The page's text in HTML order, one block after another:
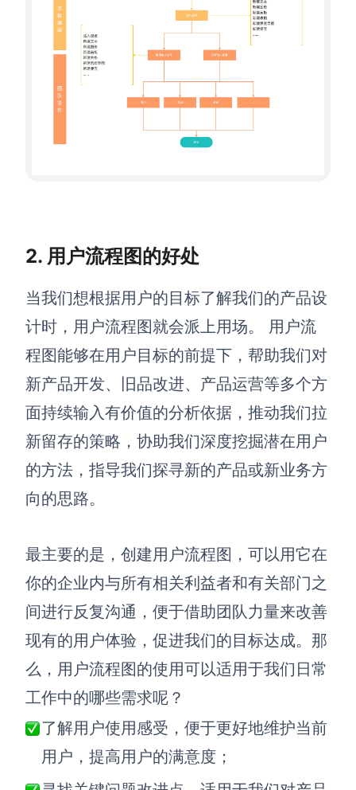
AI生成流程图
AI生成用户旅程图
AI生成鱼骨图
AI生成甘特图
AI生成组织结构图
AI生成商业画布
AI生成SWOT分析
AI生成5Why分析
AI生成平衡计分卡
AI生成波特五力模型
AI生成4P营销理论模型
AI生成竞品分析
AI生成安索夫矩阵
AI生成AARRR模型
AI对话
AI生成简历
模板社区
企业服务
管理功能定制 · 专业部署方案
客户案例
用boardmix提升团队协作效率
2. 用户流程图的好处
当我们想根据用户的目标了解我们的产品设
计时，用户流程图就会派上用场。 用户流
程图能够在用户目标的前提下，帮助我们对
新产品开发、旧品改进、产品运营等多个方
面持续输入有价值的分析依据，推动我们拉
新留存的策略，协助我们深度挖掘潜在用户
的方法，指导我们探寻新的产品或新业务方
向的思路。
最主要的是，创建用户流程图，可以用它在
你的企业内与所有相关利益者和有关部门之
间进行反复沟通，便于借助团队力量来改善
现有的用户体验，促进我们的目标达成。那
么，用户流程图的使用可以适用于我们日常
工作中的哪些需求呢？
了解用户使用感受，便于更好地维护当前
用户，提高用户的满意度；